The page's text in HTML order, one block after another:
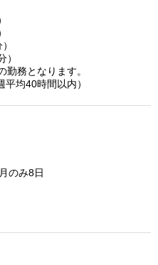
務となります。
均40時間以内）
のみ8日